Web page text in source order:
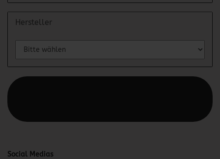
Hersteller
Social Medias